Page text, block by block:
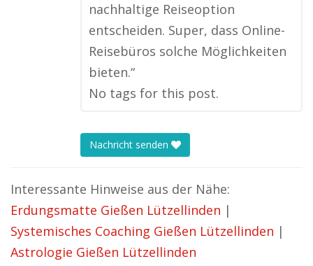
nachhaltige Reiseoption
entscheiden. Super, dass Online-
Reisebüros solche Möglichkeiten
bieten.“
No tags for this post.
Nachricht senden
Interessante Hinweise aus der Nähe:
Erdungsmatte Gießen Lützellinden |
Systemisches Coaching Gießen Lützellinden |
Astrologie Gießen Lützellinden